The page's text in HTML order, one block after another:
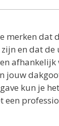
merken dat
en dat
afhankelijk
jouw
kun je
een